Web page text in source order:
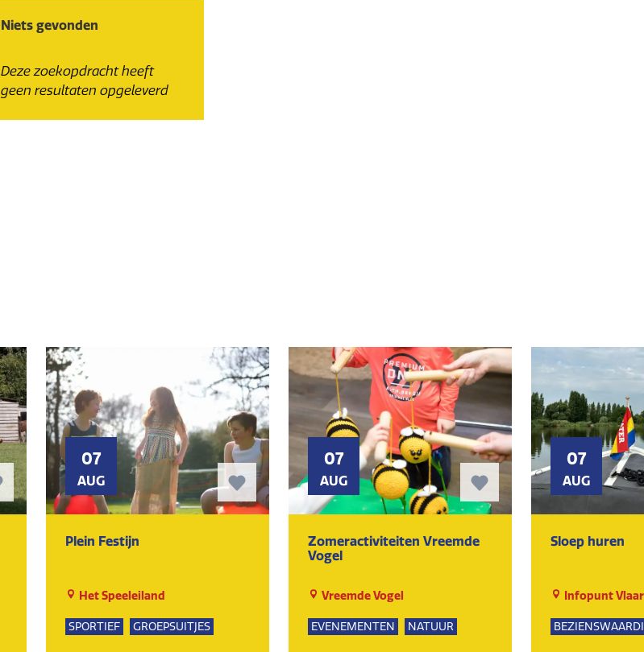
Niets gevonden
Deze zoekopdracht heeft
geen resultaten opgeleverd
07
AUG
Plein Festijn
Het Speeleiland
SPORTIEF GROEPSUITJES
07
AUG
Zomeractiviteiten Vreemde
Vogel
Vreemde Vogel
EVENEMENTEN
NATUUR
07
AUG
Sloep huren
Infopunt